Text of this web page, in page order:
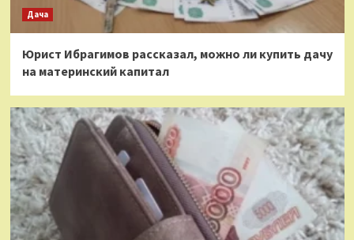
Дача
Юрист Ибрагимов рассказал, можно ли купить дачу
на материнский капитал